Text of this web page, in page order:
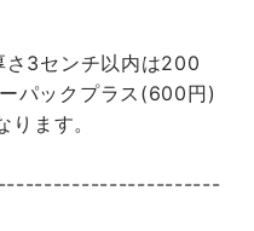
3センチ以内は200
パックプラス(600円)
ます。